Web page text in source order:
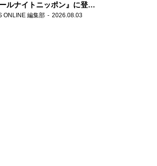
ールナイトニッポン』に登
ONLINE 編集部 2026.08.03